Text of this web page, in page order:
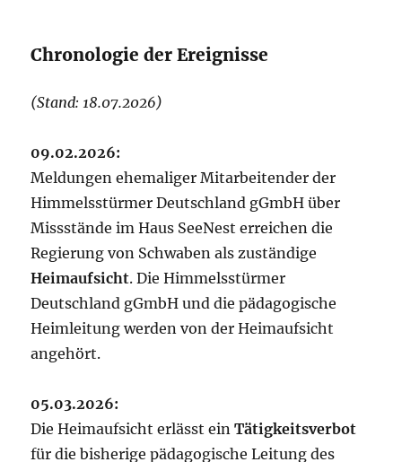
Chronologie der Ereignisse
(Stand: 18.07.2026)
09.02.2026:
Meldungen ehemaliger Mitarbeitender der
Himmelsstürmer Deutschland gGmbH über
Missstände im Haus SeeNest erreichen die
Regierung von Schwaben als zuständige
Heimaufsicht. Die Himmelsstürmer
Deutschland gGmbH und die pädagogische
Heimleitung werden von der Heimaufsicht
angehört.
05.03.2026:
Die Heimaufsicht erlässt einTätigkeitsverbot
für die bisherige pädagogische Leitung des